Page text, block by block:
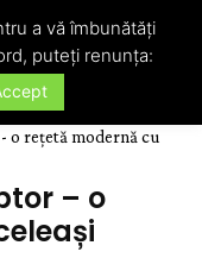
o rețetă modernă cu
– o
a vă îmbunătăți
puteți renunța: